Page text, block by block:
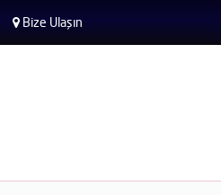
Bize Ulaşın